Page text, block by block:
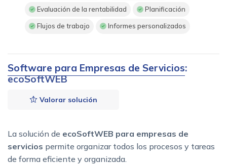
Evaluación de la rentabilidad Planificación
Flujos de trabajo Informes personalizados
Software para Empresas de Servicios:
ecoSoftWEB
Valorar solución
La solución de ecoSoftWEB para empresas de
servicios permite organizar todos los procesos y tareas
de forma eficiente y organizada.